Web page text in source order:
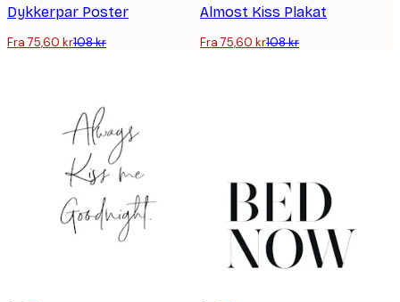
Dykkerpar Poster
Fra 75,60 kr108 kr
Almost Kiss Plakat
Fra 75,60 kr108 kr